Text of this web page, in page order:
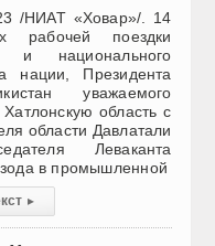
/НИАТ «Ховар»/. 14
рабочей поездки
и национального
нации, Президента
уважаемого
область с
области Давлатали
Леваканта
в промышленной
▸